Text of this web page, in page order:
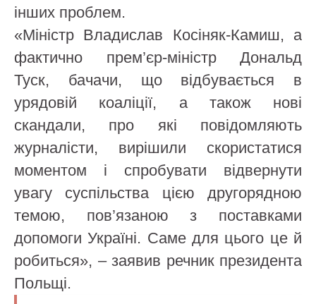
інших проблем.
«Міністр Владислав Косіняк-Камиш, а
фактично прем’єр-міністр Дональд
Туск, бачачи, що відбувається в
урядовій коаліції, а також нові
скандали, про які повідомляють
журналісти, вирішили скористатися
моментом і спробувати відвернути
увагу суспільства цією другорядною
темою, пов’язаною з поставками
допомоги Україні. Саме для цього це й
робиться», – заявив речник президента
Польщі.